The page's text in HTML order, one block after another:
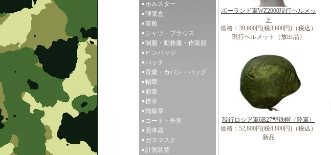
ホルスター
弾薬盒
軍靴
シャツ・ブラウス
制服・勤務服・作業服
ピンバッジ
パッチ
背嚢・カバン・バッグ
帽章
肩章
襟章
階級章
コート・外套
照準器
ガスマスク
計測装置
ポーランド軍WZ2000現行ヘルメッ
ト
価格：39,600円(税3,600円)（税込）
現行ヘルメット（放出品）
現行ロシア軍6B27型鉄帽（陸軍）
価格：52,800円(税4,800円)（税込）
新品